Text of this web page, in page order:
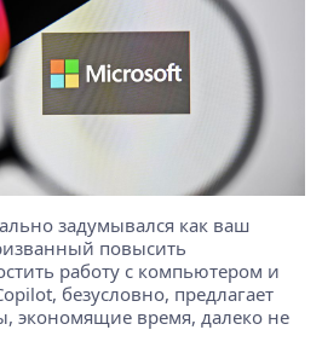
задумывался как ваш
повысить
работу с компьютером и
безусловно, предлагает
экономящие время, далеко не